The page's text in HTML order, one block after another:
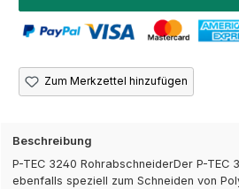
Zum Merkzettel hinzufügen
Beschreibung
P-TEC 3240 RohrabschneiderDer P-TEC
ebenfalls speziell zum Schneiden von